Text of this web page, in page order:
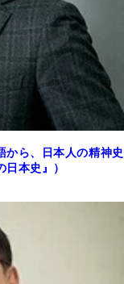
から、日本人の精神史
本史』）